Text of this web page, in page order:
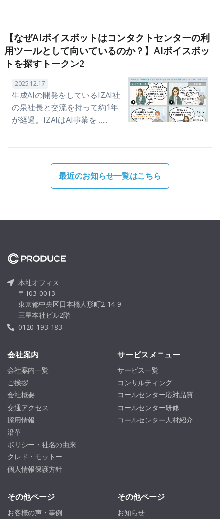
【なぜAIボイスボットはコンタクトセンターの利
用ツールとして向いているのか？】AIボイスボッ
トを探すトークン2
2025.12.17
生成AIの開発をしているIZAI社
の泉社長と交流を持って約1年
が経過。IZAIはAI事業を …..
最近のお知らせ一覧はこちら
本社オフィス
〒103-0013
東京都中央区日本橋人形町2-14-9
三星本社ビル2階
0120-193-183
会社案内
会社案内一覧
ご挨拶
会社概要
交通アクセス
採用情報
沿革
ポリシー・社名の由来
クレド・モットー
個人情報保護方針
サービスメニュー
サービス一覧
コンサルティング
コールセンター応対品質
コールセンター研修
コールセンター人材紹介
その他ページ
お客様の声・事例
その他ページ
お知らせ